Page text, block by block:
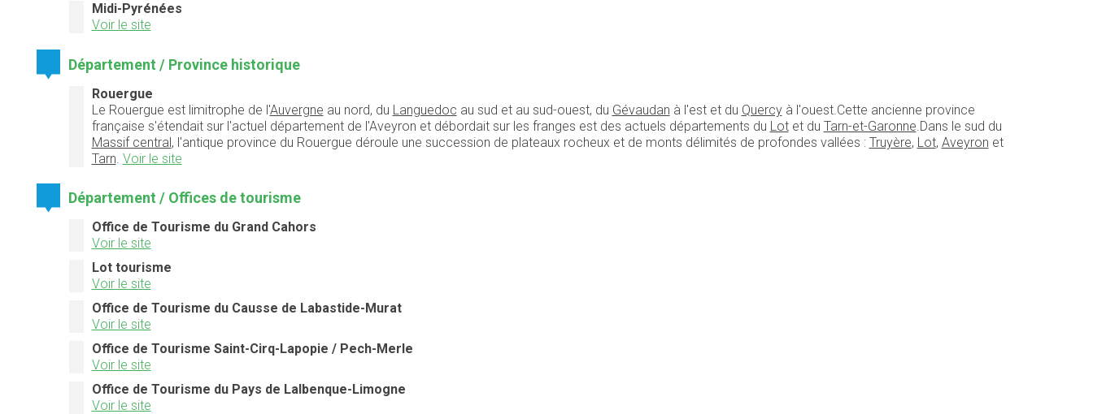
Midi-Pyrénées
Voir le site
Département / Province historique
Rouergue
Le Rouergue est limitrophe de l'Auvergne au nord, du Languedoc au sud et au sud-ouest, du Gévaudan à l'est et du Quercyà l'ouest.Cette ancienne province
française s'étendait sur l'actuel département de l'Aveyron et débordait sur les franges est des actuels départements du Lotet du Tarn-et-Garonne .Dans le sud du
Massif central, l'antique province du Rouergue déroule une succession de plateaux rocheux et de monts délimités de profondes vallées : Truyère, Lot, Aveyron et
Tarn Voir le site
Département / Offices de tourisme
Office de Tourisme du Grand Cahors
Voir le site
Lot tourisme
Voir le site
Office de Tourisme du Causse de Labastide-Murat
Voir le site
Office de Tourisme Saint-Cirq-Lapopie / Pech-Merle
Voir le site
Office de Tourisme du Pays de Lalbenque-Limogne
Voir le site